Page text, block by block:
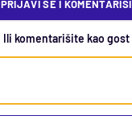
PRIJAVI SE I KOMENTARIŠI
Ili komentarišite kao gost